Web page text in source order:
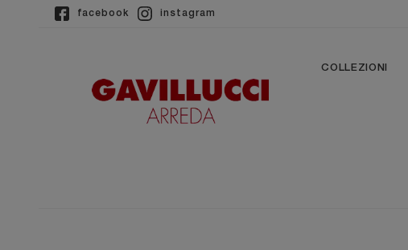
facebook instagram
COLLEZIONI